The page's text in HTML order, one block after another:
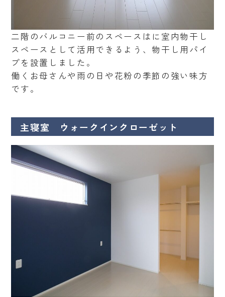
二階のバルコニー前のスペースはに室内物干し
スペースとして活用できるよう、物干し用パイ
プを設置しました。
働くお母さんや雨の日や花粉の季節の強い味方
です。
主寝室 ウォークインクローゼット